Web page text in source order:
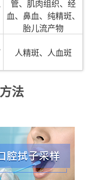
管、肌肉组织、经
血、鼻血、纯精斑、
胎儿流产物
人精斑、人血斑
法